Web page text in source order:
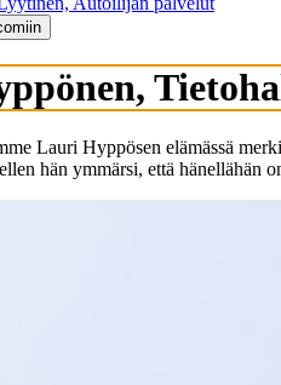
Lauri Hyppösen elämässä
hän ymmärsi, että hänellähän